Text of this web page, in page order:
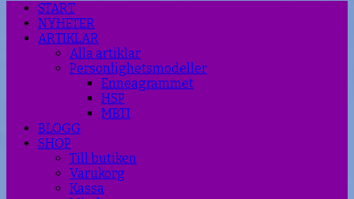
START
NYHETER
ARTIKLAR
Alla artiklar
Personlighetsmodeller
Enneagrammet
HSP
MBTI
BLOGG
SHOP
Till butiken
Varukorg
Kassa